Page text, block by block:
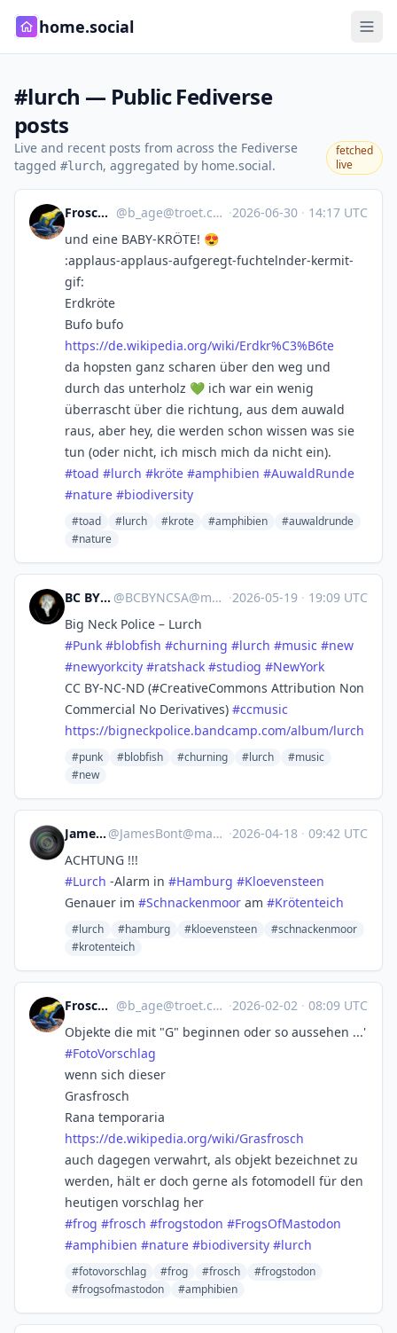
home.social
#lurch — Public Fediverse
posts
Live and recent posts from across the Fediverse
tagged #lurch, aggregated by home.social.
fetched
live
Frosch B @b_age@troet.cafe ·2026-06-30 · 14:17 UTC
und eine BABY-KRÖTE! 😍
:applaus-applaus-aufgeregt-fuchtelnder-kermit-
gif:
Erdkröte
Bufo bufo
https://de.wikipedia.org/wiki/Erdkr%C3%B6te
da hopsten ganz scharen über den weg und
durch das unterholz 💚 ich war ein wenig
überrascht über die richtung, aus dem auwald
raus, aber hey, die werden schon wissen was sie
tun (oder nicht, ich misch mich da nicht ein).
#toad #lurch #kröte #amphibien #AuwaldRunde
#nature #biodiversity
#toad #lurch #krote #amphibien
#auwaldrunde
#nature
BC BY-NC-SA @BCBYNCSA@mastodon.social ·2026-05-19 · 19:09 UTC
Big Neck Police – Lurch
#Punk #blobfish #churning #lurch #music #new
#newyorkcity #ratshack #studiog #NewYork
CC BY-NC-ND (#CreativeCommons Attribution Non
Commercial No Derivatives) #ccmusic
https://bigneckpolice.bandcamp.com/album/lurch
#punk #blobfish #churning #lurch
#music
#new
JamesBont @JamesBont@mastodon.social ·2026-04-18 · 09:42 UTC
ACHTUNG !!!
#Lurch -Alarm in #Hamburg #Kloevensteen
Genauer im #Schnackenmoor am #Krötenteich
#lurch #hamburg #kloevensteen
#schnackenmoor
#krotenteich
Frosch B @b_age@troet.cafe ·2026-02-02 · 08:09 UTC
Objekte die mit "G" beginnen oder so aussehen ...'
#FotoVorschlag
wenn sich dieser
Grasfrosch
Rana temporaria
https://de.wikipedia.org/wiki/Grasfrosch
auch dagegen verwahrt, als objekt bezeichnet zu
werden, hält er doch gerne als fotomodell für den
heutigen vorschlag her
#frog #frosch #frogstodon #FrogsOfMastodon
#amphibien #nature #biodiversity #lurch
#fotovorschlag #frog #frosch
#frogstodon
#frogsofmastodon
#amphibien